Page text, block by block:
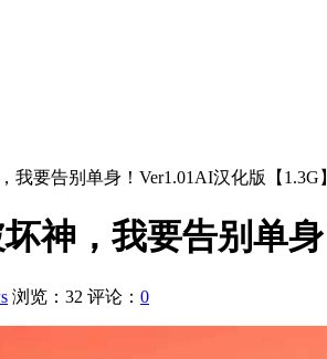
我要告别单身！Ver1.01AI汉化版【1.3G
坏神，我要告别单
浏览：32 评论： 0